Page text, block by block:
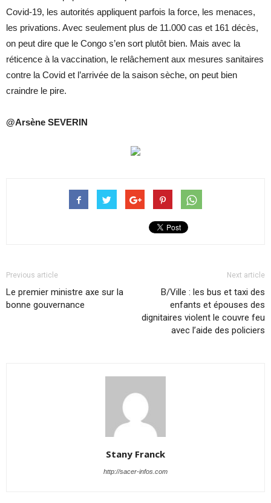
Covid-19, les autorités appliquent parfois la force, les menaces,
les privations. Avec seulement plus de 11.000 cas et 161 décès,
on peut dire que le Congo s’en sort plutôt bien. Mais avec la
réticence à la vaccination, le relâchement aux mesures sanitaires
contre la Covid et l’arrivée de la saison sèche, on peut bien
craindre le pire.
@Arsène SEVERIN
Previous article
Le premier ministre axe sur la
bonne gouvernance
Next article
B/Ville : les bus et taxi des
enfants et épouses des
dignitaires violent le couvre feu
avec l’aide des policiers
Stany Franck
http://sacer-infos.com